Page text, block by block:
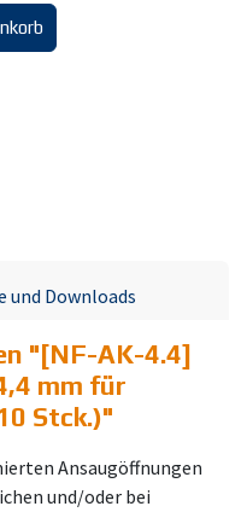
und Downloads
" [NF-AK-4.4]
mm für
Stck.)"
Ansaugöffnungen
und/oder bei